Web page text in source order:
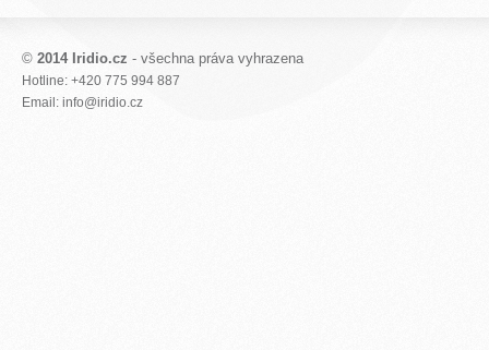
© 2014 Iridio.cz - všechna práva vyhrazena
Hotline: +420 775 994 887
Email: info@iridio.cz